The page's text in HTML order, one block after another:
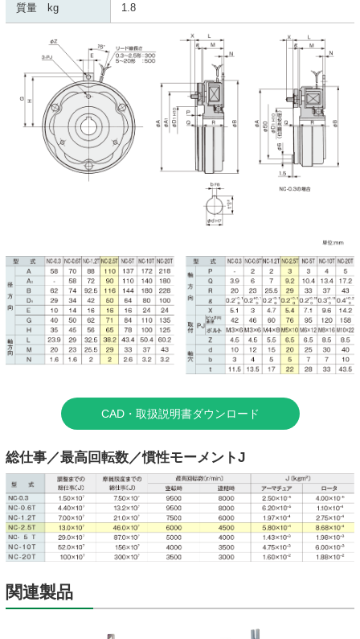
質量 kg 1.8
CAD・取扱説明書ダウンロード
総仕事／最高回転数／慣性モーメントJ
関連製品